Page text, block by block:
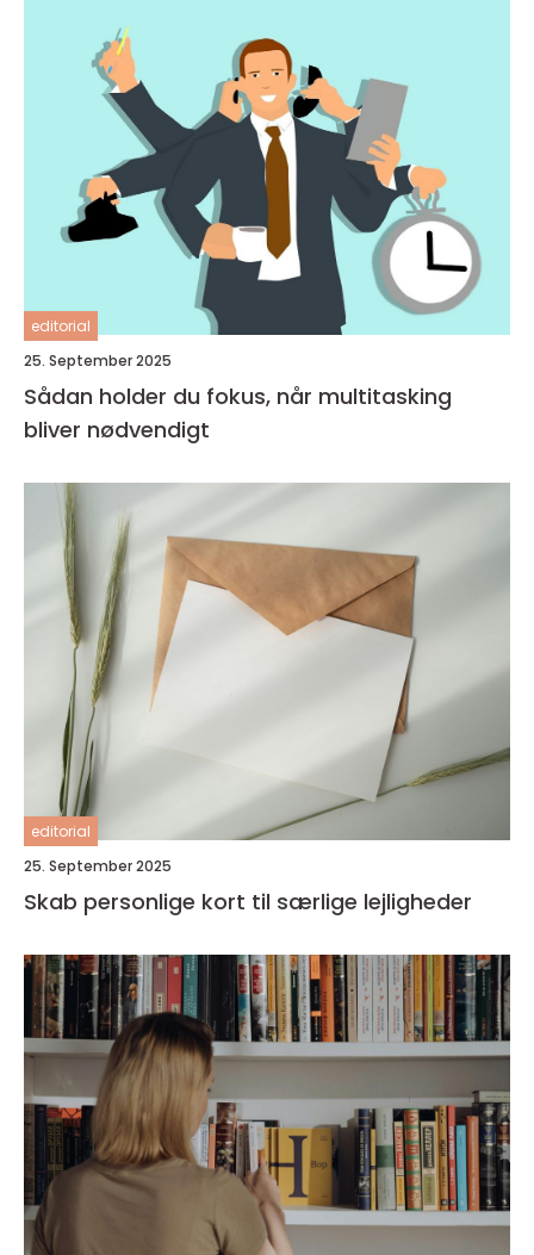
editorial
25. September 2025
Sådan holder du fokus, når multitasking
bliver nødvendigt
editorial
25. September 2025
Skab personlige kort til særlige lejligheder